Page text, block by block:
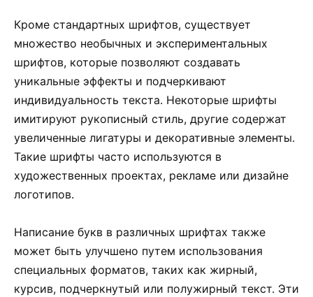
Кроме стандартных шрифтов, существует
множество необычных и экспериментальных
шрифтов, которые позволяют создавать
уникальные эффекты и подчеркивают
индивидуальность текста. Некоторые шрифты
имитируют рукописный стиль, другие содержат
увеличенные лигатуры и декоративные элементы.
Такие шрифты часто используются в
художественных проектах, рекламе или дизайне
логотипов.
Написание букв в различных шрифтах также
может быть улучшено путем использования
специальных форматов, таких как жирный,
курсив, подчеркнутый или полужирный текст. Эти